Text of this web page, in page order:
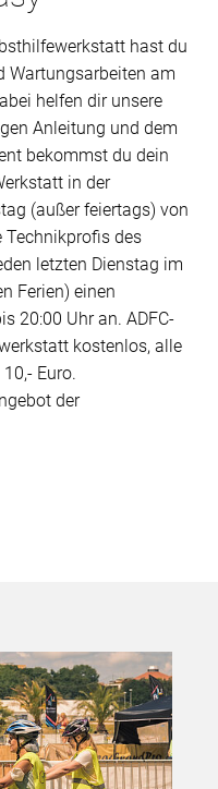
hast du
Wartungsarbeiten am
helfen dir unsere
Anleitung und dem
bekommst du dein
in der
(außer feiertags) von
Technikprofis des
letzten Dienstag im
Ferien) einen
20:00 Uhr an. ADFC-
kostenlos, alle
Euro.
der